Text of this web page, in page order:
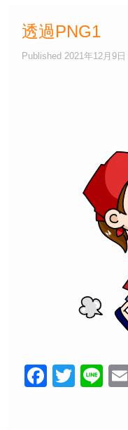
透過PNG1
Published 2021年12月9日
F
T
Li